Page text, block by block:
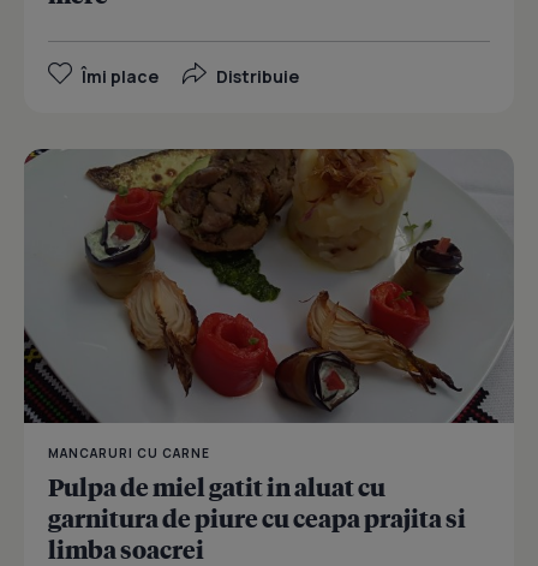
Îmi place Distribuie
MANCARURI CU CARNE
Pulpa de miel gatit in aluat cu
garnitura de piure cu ceapa prajita si
limba soacrei